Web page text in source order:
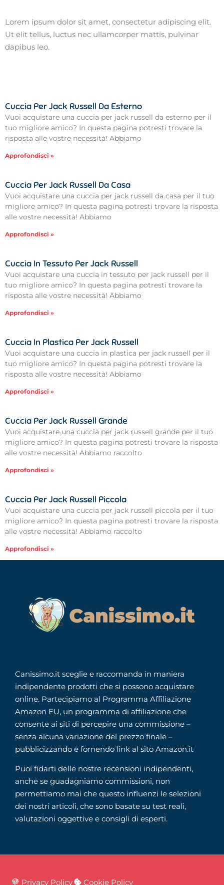
Lorem ipsum dolor sit amet, consectetur adipiscing elit.
Ut elit tellus, luctus nec ullamcorper mattis, pulvinar
dapibus leo.
Cuccia Per Jack Russell Da Esterno
Vuoi acquistare una cuccia per jack russell da esterno per il
tuo migliore amico? In questa pagina potresti trovare la
risposta alle vostre necessità! Abbiamo
Approfondisci »
Cuccia Per Jack Russell Da Casa
Vuoi acquistare una cuccia per jack russell da casa per il tuo
migliore amico? In questa pagina potresti trovare la risposta
alle vostre necessità! Abbiamo
Approfondisci »
Cuccia In Tessuto Per Jack Russell
Vuoi acquistare una cuccia in tessuto per jack russell per il
tuo migliore amico? In questa pagina potresti trovare la
risposta alle vostre necessità! Abbiamo
Approfondisci »
Cuccia In Plastica Per Jack Russell
Vuoi acquistare una cuccia in plastica per jack russell per il
tuo migliore amico? In questa pagina potresti trovare la
risposta alle vostre necessità! Abbiamo
Approfondisci »
Cuccia Per Jack Russell Grande
Vuoi acquistare una cuccia per jack russell grande per il tuo
migliore amico? In questa pagina potresti trovare la risposta
alle vostre necessità! Abbiamo raccolto
Approfondisci »
Cuccia Per Jack Russell Piccola
Vuoi acquistare una cuccia per jack russell piccola per il tuo
migliore amico? In questa pagina potresti trovare la risposta
alle vostre necessità! Abbiamo raccolto
Approfondisci »
Canissimo.it sceglie e raccomanda in maniera
indipendente prodotti che si possono acquistare
online. Partecipiamo al Programma Affiliazione
Amazon EU, un programma di affiliazione che
consente ai siti di percepire una commissione –
senza alcuna variazione del prezzo finale –
pubblicizzando e fornendo link al sito Amazon.it
Puoi fidarti delle nostre recensioni indipendenti,
anche se guadagniamo commissioni, non
permettiamo mai che questo influenzi le selezioni
dei nostri articoli, che sono basate su test reali,
valutazioni oggettive e consigli di esperti.
Privacy Policy Cookie Policy